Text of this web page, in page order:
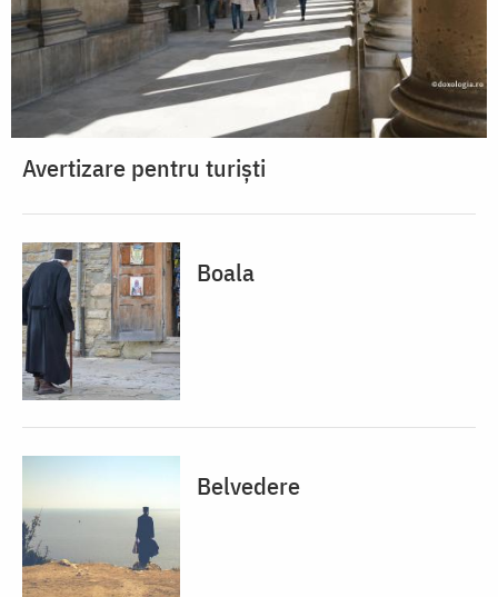
Avertizare pentru turiști
Boala
Belvedere